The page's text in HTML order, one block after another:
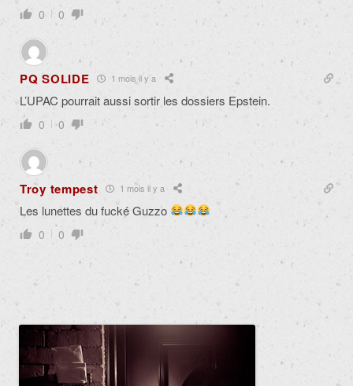
0 0
PQ SOLIDE 1 mois il y a
L’UPAC pourrait aussi sortir les dossiers Epstein.
0 0
Troy tempest 1 mois il y a
Les lunettes du fucké Guzzo
0 0